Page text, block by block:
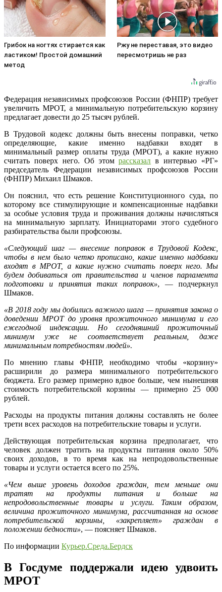
Грибок на ногтях стирается как
ластиком! Простой домашний
метод
Ржу не переставая, это видео
пересмотришь не раз
Федерация независимых профсоюзов России (ФНПР) требует
увеличить МРОТ, а минимальную потребительскую корзину
предлагает довести до 25 тысяч рублей.
В Трудовой кодекс должны быть внесены поправки, четко
определяющие, какие именно надбавки входят в
минимальный размер оплаты труда (МРОТ), а какие нужно
считать поверх него. Об этомрассказал в интервью «РГ»
председатель Федерации независимых профсоюзов России
(ФНПР) Михаил Шмаков.
Он пояснил, что есть решение Конституционного суда, по
которому все стимулирующие и компенсационные надбавки
за особые условия труда и проживания должны начисляться
на минимальную зарплату. Инициаторами этого судебного
разбирательства были профсоюзы.
«Следующий шаг — внесение поправок в Трудовой Кодекс,
чтобы в нем было четко прописано, какие именно надбавки
входят в МРОТ, а какие нужно считать поверх него. Мы
будем добиваться от правительства и членов парламента
подготовки и принятия таких поправок», — подчеркнул
Шмаков.
«В 2018 году мы добились важного шага — принятия закона о
доведении МРОТ до уровня прожиточного минимума и его
ежегодной индексации. Но сегодняшний прожиточный
минимум уже не соответствует реальным, даже
минимальным потребностям людей».
По мнению главы ФНПР, необходимо чтобы «корзину»
расширили до размера минимального потребительского
бюджета. Его размер примерно вдвое больше, чем нынешняя
стоимость потребительской корзины — примерно 25 000
рублей.
Расходы на продукты питания должны составлять не более
трети всех расходов на потребительские товары и услуги.
Действующая потребительская корзина предполагает, что
человек должен тратить на продукты питания около 50%
своих доходов, в то время как на непродовольственные
товары и услуги остается всего по 25%.
«Чем выше уровень доходов граждан, тем меньше они
тратят на продукты питания и больше на
непродовольственные товары и услуги. Таким образом,
величина прожиточного минимума, рассчитанная на основе
потребительской корзины, «закрепляет» граждан в
положении бедности», — поясняет Шмаков.
По информации Курьер.Среда.Бердск
В Госдуме поддержали идею удвоить
МРОТ